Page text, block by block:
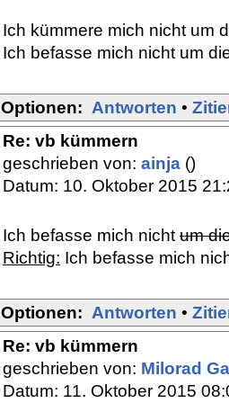
Ich kümmere mich nicht um
Ich befasse mich nicht um
Optionen: Antworten •
Re: vb kümmern
geschrieben von: ainja ()
Datum: 10. Oktober 2015
Ich befasse mich nicht um
Richtig: Ich befasse mich
Optionen: Antworten •
Re: vb kümmern
geschrieben von: Milorad
Datum: 11. Oktober 2015